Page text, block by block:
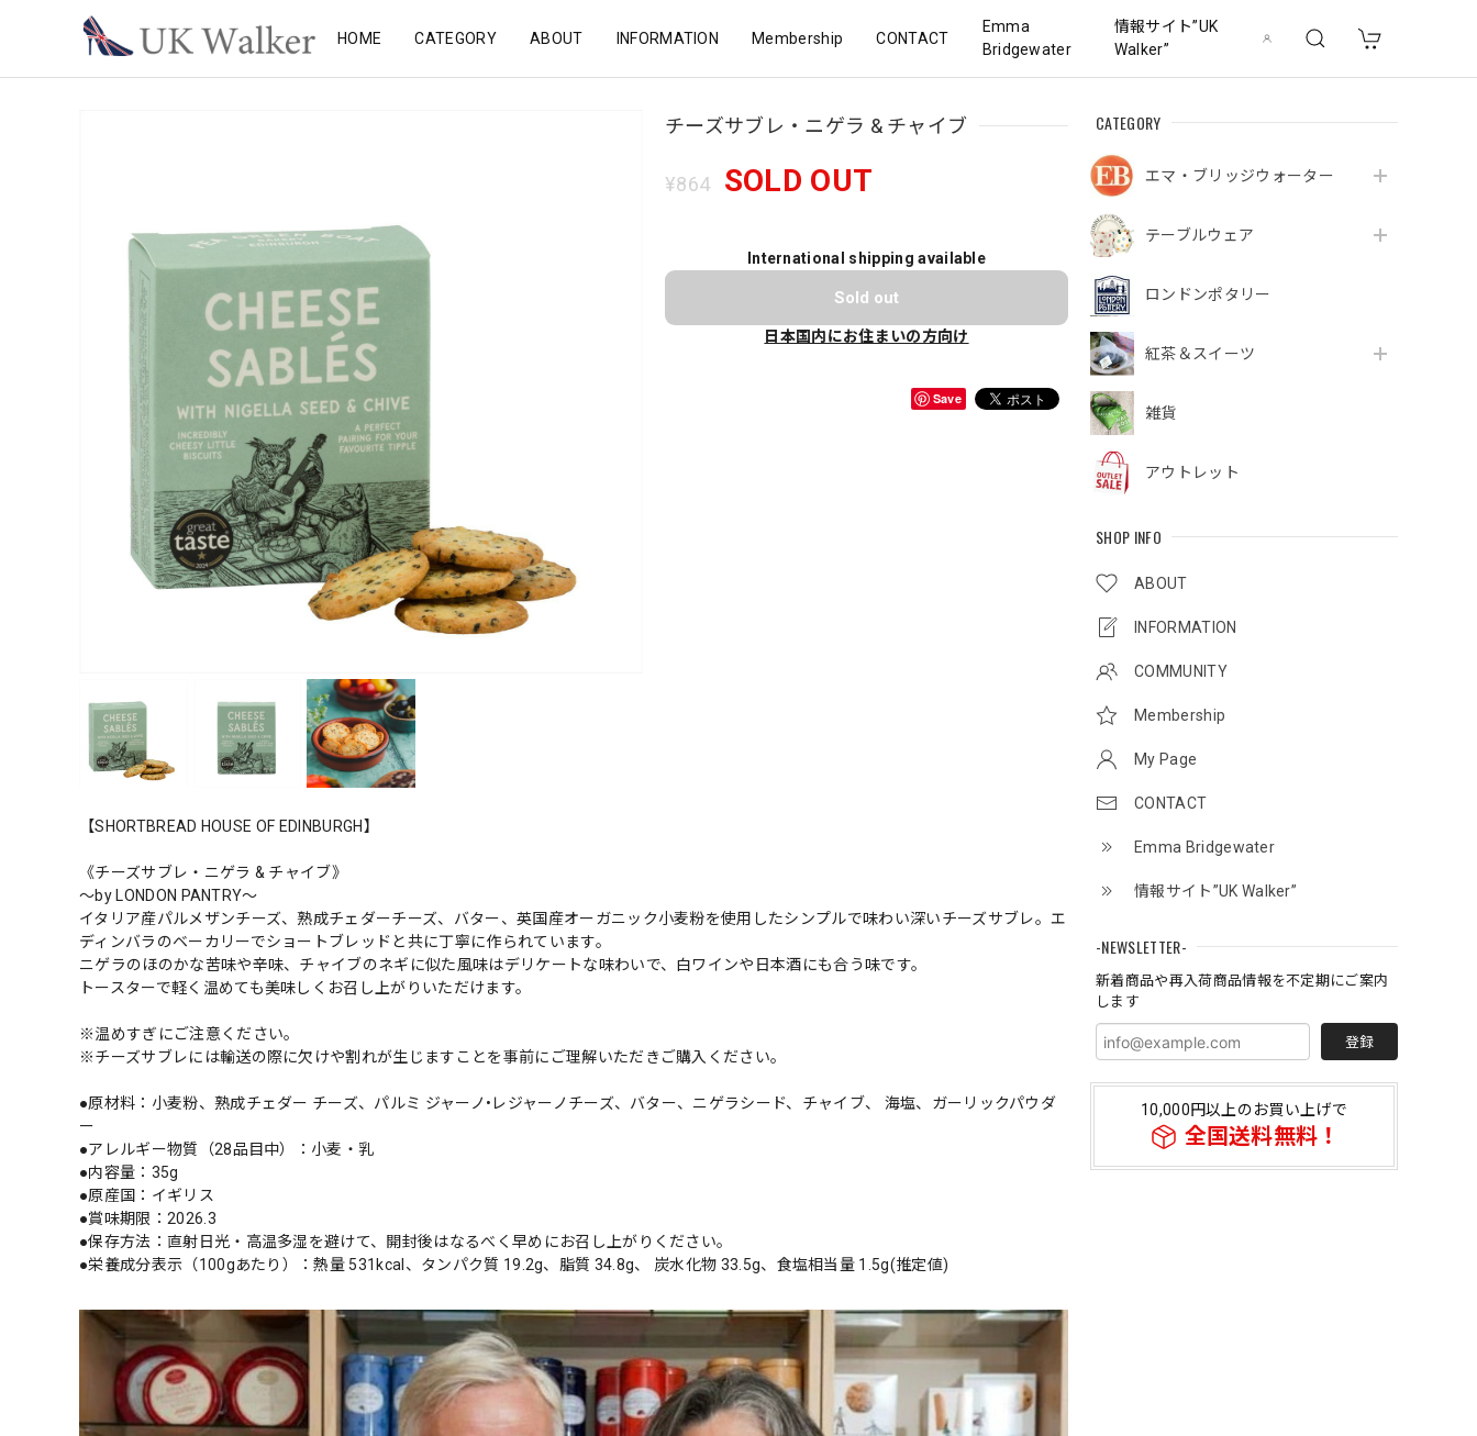
HOME CATEGORY ABOUT INFORMATION Membership CONTACT
Emma
Bridgewater
情報サイト”UK
Walker”
CATEGORY
エマ・ブリッジウォーター
テーブルウェア
ロンドンポタリー
紅茶＆スイーツ
雑貨
アウトレット
SHOP INFO
ABOUT
INFORMATION
COMMUNITY
Membership
My Page
CONTACT
Emma Bridgewater
情報サイト”UK Walker”
-NEWSLETTER-
新着商品や再入荷商品情報を不定期にご案内
します
登録
10,000円以上のお買い上げで
全国送料無料！
チーズサブレ・ニゲラ & チャイブ
¥864 SOLD OUT
International shipping available
Sold out
日本国内にお住まいの方向け
Save
【SHORTBREAD HOUSE OF EDINBURGH】
《チーズサブレ・ニゲラ & チャイブ》
～by LONDON PANTRY～
イタリア産パルメザンチーズ、熟成チェダーチーズ、バター、英国産オーガニック小麦粉を使用したシンプルで味わい深いチーズサブレ。エ
ディンバラのベーカリーでショートブレッドと共に丁寧に作られています。
ニゲラのほのかな苦味や辛味、チャイブのネギに似た風味はデリケートな味わいで、白ワインや日本酒にも合う味です。
トースターで軽く温めても美味しくお召し上がりいただけます。
※温めすぎにご注意ください。
※チーズサブレには輸送の際に欠けや割れが生じますことを事前にご理解いただきご購入ください。
●原材料：小麦粉、熟成チェダー チーズ、パルミ ジャーノ•レジャーノチーズ、バター、ニゲラシード、チャイブ、 海塩、ガーリックパウダ
ー
●アレルギー物質（28品目中）：小麦・乳
●内容量：35g
●原産国：イギリス
●賞味期限：2026.3
●保存方法：直射日光・高温多湿を避けて、開封後はなるべく早めにお召し上がりください。
●栄養成分表示（100gあたり）：熱量 531kcal、タンパク質 19.2g、脂質 34.8g、 炭水化物 33.5g、食塩相当量 1.5g(推定値)